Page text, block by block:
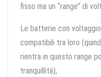
fisso ma un “range” di
Le batterie con
compatibili tra loro
rientra in questo range
tranquillità);